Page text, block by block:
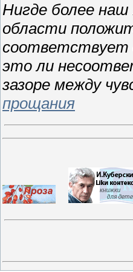
Нигде более наш
области
соответствует
это ли
зазоре между
прощания